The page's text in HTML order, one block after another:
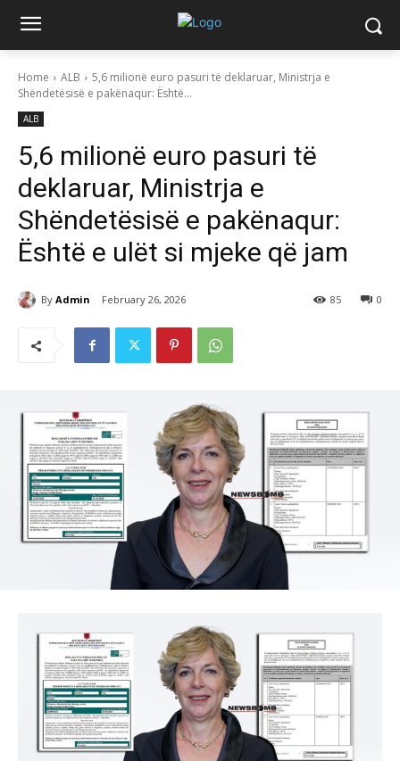
Home ALB
5,6 milionë euro pasuri të deklaruar, Ministrja e
Shëndetësisë e pakënaqur: Është...
ALB
5,6 milionë euro pasuri të
deklaruar, Ministrja e
Shëndetësisë e pakënaqur:
Është e ulët si mjeke që jam
By Admin February 26, 2026 0
85